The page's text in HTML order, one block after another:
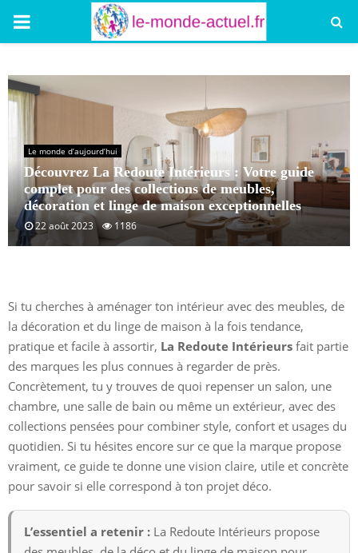
PRIMARY
Le monde d’aujourd’hui
Découvrez La Redoute Intérieurs : Votre guide
complet pour des collections de meubles,
décoration et linge de maison exceptionnelles
22 août 2023 1186
Si tu cherches à aménager ton intérieur avec des meubles, de
la décoration et du linge de maison à la fois tendance,
pratique et facile à assortir, La Redoute Intérieurs fait partie
des marques les plus connues à regarder de près.
Concrètement, tu y trouves de quoi repenser un salon, une
chambre, une salle de bain ou même un extérieur, avec des
collections pensées pour combiner style, confort et usages du
quotidien. Si tu hésites encore sur ce que la marque propose
vraiment, ce guide te donne une vision claire, utile et concrète
pour savoir si elle correspond à ton projet déco.
L’essentiel a retenir : La Redoute Intérieurs propose